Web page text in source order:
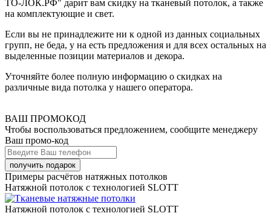
ТО-ЛОК.РФ" дарит вам скидку на тканевый потолок, а также
на комплектующие и свет.
Если вы не принадлежите ни к одной из данных социальных
групп, не беда, у на есть предложения и для всех остальных на
выделенные позиции материалов и декора.
Уточняйте более полную информацию о скидках на
различные вида потолка у нашего оператора.
ВАШ ПРОМОКОД
Чтобы воспользоваться предложением, сообщите менеджеру
Ваш промо-код
Примеры расчётов натяжных потолков
Натяжной потолок с технологией SLOTT
Натяжной потолок с технологией SLOTT